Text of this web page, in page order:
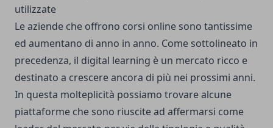
utilizzate
Le aziende che offrono corsi online sono tantissime
ed aumentano di anno in anno. Come sottolineato in
precedenza, il digital learning è un mercato ricco e
destinato a crescere ancora di più nei prossimi anni.
In questa molteplicità possiamo trovare alcune
piattaforme che sono riuscite ad affermarsi come